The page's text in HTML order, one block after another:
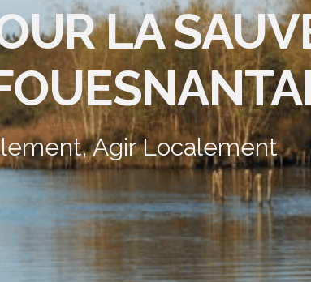
LA
Agir Localement